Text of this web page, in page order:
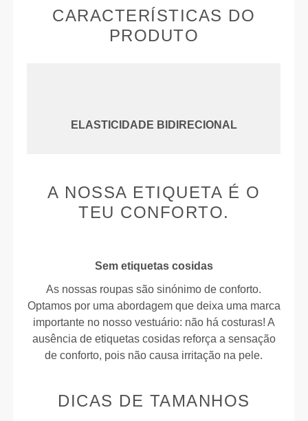
CARACTERÍSTICAS DO
PRODUTO
ELASTICIDADE BIDIRECIONAL
A NOSSA ETIQUETA É O
TEU CONFORTO.
Sem etiquetas cosidas
As nossas roupas são sinónimo de conforto.
Optamos por uma abordagem que deixa uma marca
importante no nosso vestuário: não há costuras! A
ausência de etiquetas cosidas reforça a sensação
de conforto, pois não causa irritação na pele.
DICAS DE TAMANHOS